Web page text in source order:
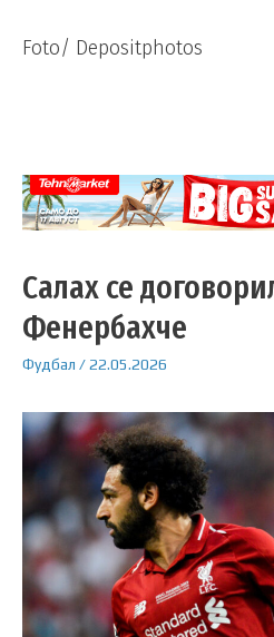
Foto/ Depositphotos
Салах се
Фенербахче
Фудбал /22.05.2026